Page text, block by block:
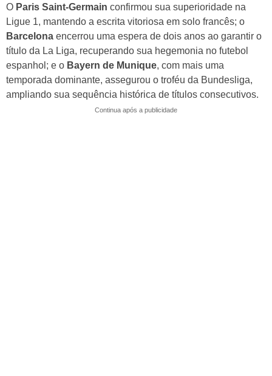
O Paris Saint‑Germain confirmou sua superioridade na
Ligue 1, mantendo a escrita vitoriosa em solo francês; o
Barcelona encerrou uma espera de dois anos ao garantir o
título da La Liga, recuperando sua hegemonia no futebol
espanhol; e o Bayern de Munique, com mais uma
temporada dominante, assegurou o troféu da Bundesliga,
ampliando sua sequência histórica de títulos consecutivos.
Continua após a publicidade